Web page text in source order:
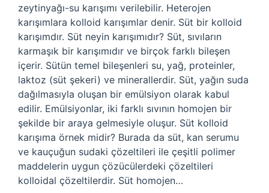
zeytinyağı-su karışımı verilebilir. Heterojen
karışımlara kolloid karışımlar denir. Süt bir kolloid
karışımdır. Süt neyin karışımıdır? Süt, sıvıların
karmaşık bir karışımıdır ve birçok farklı bileşen
içerir. Sütün temel bileşenleri su, yağ, proteinler,
laktoz (süt şekeri) ve minerallerdir. Süt, yağın suda
dağılmasıyla oluşan bir emülsiyon olarak kabul
edilir. Emülsiyonlar, iki farklı sıvının homojen bir
şekilde bir araya gelmesiyle oluşur. Süt kolloid
karışıma örnek midir? Burada da süt, kan serumu
ve kauçuğun sudaki çözeltileri ile çeşitli polimer
maddelerin uygun çözücülerdeki çözeltileri
kolloidal çözeltilerdir. Süt homojen…